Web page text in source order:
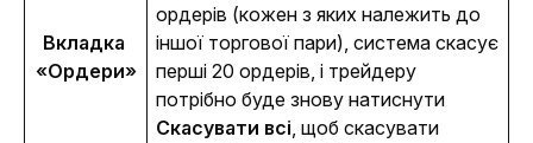
Вкладка
«Ордери»
ордерів (кожен з яких належить до
іншої торгової пари), система скасує
перші 20 ордерів, і трейдеру
потрібно буде знову натиснути
Скасувати всі, щоб скасувати